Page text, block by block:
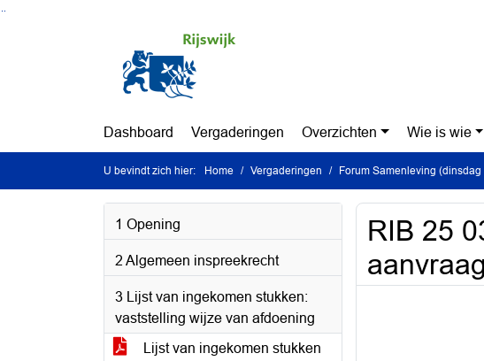
Dashboard Vergaderingen Overzichten Wie is wie
U bevindt zich hier: Home Vergaderingen Forum Samenleving
1 Opening
2 Algemeen inspreekrecht
3 Lijst van ingekomen stukken:
vaststelling wijze van afdoening
Lijst van ingekomen stukken
RIB 25